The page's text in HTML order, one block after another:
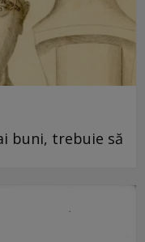
buni, trebuie să